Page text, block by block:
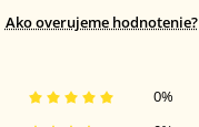
Ako overujeme hodnotenie?
0%